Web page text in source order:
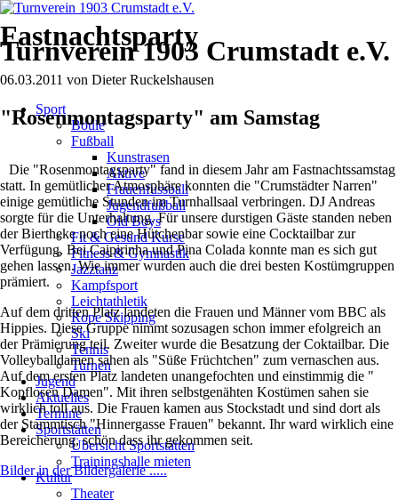
Turnverein 1903 Crumstadt e.V.
überspringen
Sport
Boule
Fußball
Kunstrasen
Aktive
Frauenfussball
Jugendfußball
Old Boys
Fit & Gesund Kurse
Fitness & Gymnastik
Jazztanz
Kampfsport
Leichtathletik
Rope Skipping
Ski
Tennis
Turnen
Jugend
Aktuelles
Termine
Sportstätten
Übersicht Sportstätten
Trainingshalle mieten
Kultur
Theater
Fastnachtsparty
06.03.2011 von Dieter Ruckelshausen
"Rosenmontagsparty" am Samstag
Die "Rosenmontagsparty" fand in diesem Jahr am Fastnachtssamstag
statt. In gemütlicher Atmosphäre konnten die "Crumstädter Narren"
einige gemütliche Stunden im Turnhallsaal verbringen. DJ Andreas
sorgte für die Unterhaltung. Für unsere durstigen Gäste standen neben
der Biertheke noch eine Hütchenbar sowie eine Cocktailbar zur
Verfügung. Bei Caipirinha und Pina Colada konnte man es sich gut
gehen lassen. Wie immer wurden auch die drei besten Kostümgruppen
prämiert.
Auf dem dritten Platz landeten die Frauen und Männer vom BBC als
Hippies. Diese Gruppe nimmt sozusagen schon immer efolgreich an
der Prämierung teil. Zweiter wurde die Besatzung der Coktailbar. Die
Volleyballdamen sahen als "Süße Früchtchen" zum vernaschen aus.
Auf dem ersten Platz landeten unangefochten und einstimmig die "
Kopflosen Damen". Mit ihren selbstgenähten Kostümen sahen sie
wirklich toll aus. Die Frauen kamen aus Stockstadt und sind dort als
der Stammtisch "Hinnergasse Frauen" bekannt. Ihr ward wirklich eine
Bereicherung, schön dass ihr gekommen seit.
Bilder in der Bildergalerie .....